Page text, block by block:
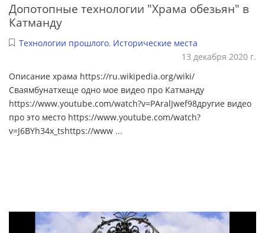
Допотопные технологии "Храма обезьян" в
Катманду
Технологии прошлого, Исторические места
13 декабря 2020 г.
Описание храма https://ru.wikipedia.org/wiki/
Сваямбунатхеще одно мое видео про Катманду
https://www.youtube.com/watch?v=PAralJwef98другие видео
про это место https://www.youtube.com/watch?
v=J6BYh34x_tshttps://www ...